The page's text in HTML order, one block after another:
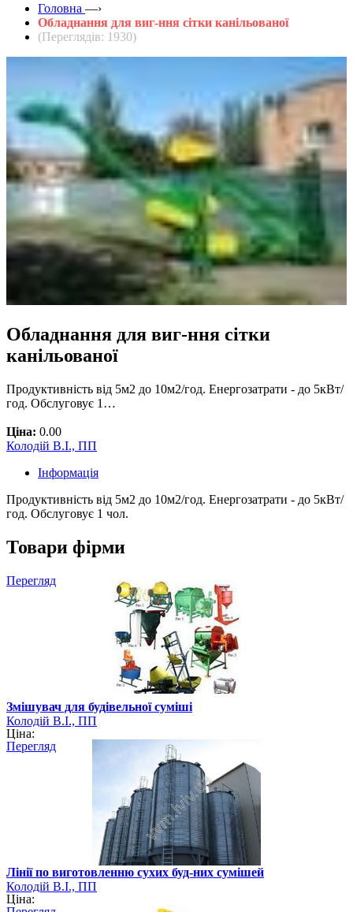
Головна —›
Обладнання для виг-ння сітки канільованої
(Переглядів: 1930)
Обладнання для виг-ння сітки
канільованої
Продуктивність від 5м2 до 10м2/год. Енергозатрати - до 5кВт/
год. Обслуговує 1…
Ціна: 0.00
Колодій В.І., ПП
Інформація
Продуктивність від 5м2 до 10м2/год. Енергозатрати - до 5кВт/
год. Обслуговує 1 чол.
Товари фірми
Перегляд
Змішувач для будівельної суміші
Колодій В.І., ПП
Ціна:
Перегляд
Лінії по виготовленню сухих буд-них сумішей
Колодій В.І., ПП
Ціна: